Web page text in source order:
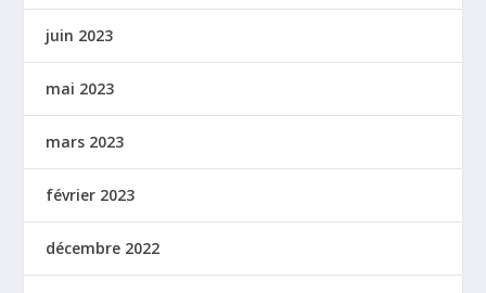
juin 2023
mai 2023
mars 2023
février 2023
décembre 2022